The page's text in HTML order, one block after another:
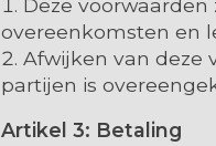
Deze
overeenkomsten en
Afwijken van deze
partijen is
Artikel 3: Betaling